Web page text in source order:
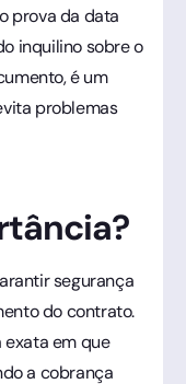
prova da data
inquilino sobre o
é um
problemas
segurança
do contrato.
exata em que
a cobrança